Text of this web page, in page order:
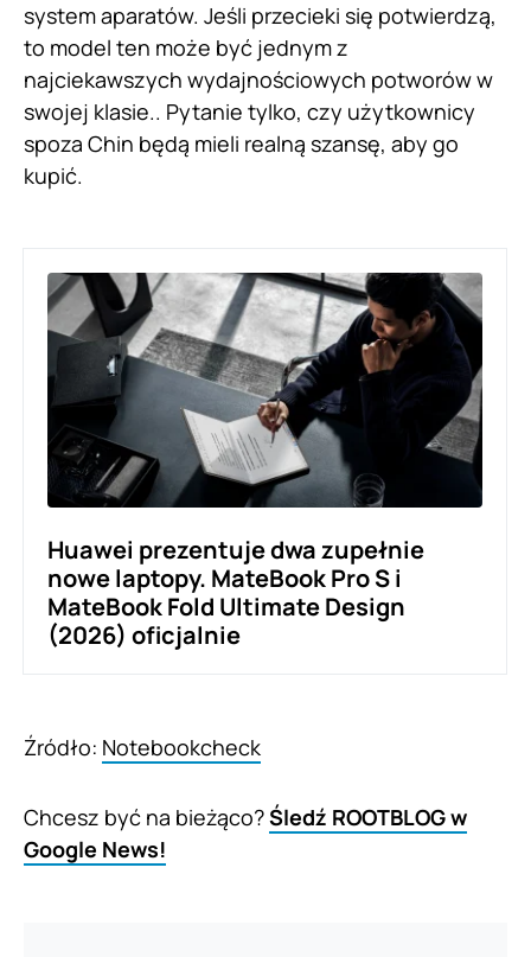
system aparatów. Jeśli przecieki się potwierdzą,
to model ten może być jednym z
najciekawszych wydajnościowych potworów w
swojej klasie.. Pytanie tylko, czy użytkownicy
spoza Chin będą mieli realną szansę, aby go
kupić.
Huawei prezentuje dwa zupełnie
nowe laptopy. MateBook Pro S i
MateBook Fold Ultimate Design
(2026) oficjalnie
Źródło: Notebookcheck
Chcesz być na bieżąco?Śledź ROOTBLOG w
Google News!